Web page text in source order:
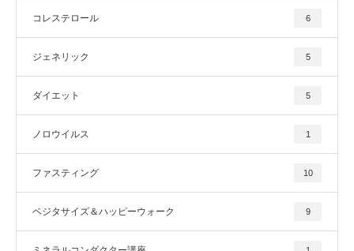
コレステロール 6
ジェネリック 5
ダイエット 5
ノロウイルス 1
ファスティング 10
ベジタサイズ＆ハッピーウォーク 9